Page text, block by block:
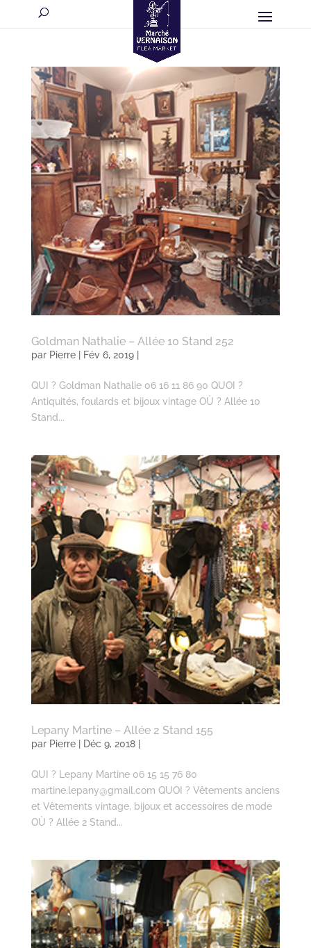
Goldman Nathalie – Allée 10 Stand 252
par Pierre| Fév 6, 2019 |
QUI ? Goldman Nathalie 06 16 11 86 90 QUOI ?
Antiquités, foulards et bijoux vintage OÙ ? Allée 10
Stand...
Lepany Martine – Allée 2 Stand 155
par Pierre| Déc 9, 2018 |
QUI ? Lepany Martine 06 15 15 76 80
martine.lepany@gmail.com QUOI ? Vêtements anciens
et Vêtements vintage, bijoux et accessoires de mode
OÙ ? Allée 2 Stand...